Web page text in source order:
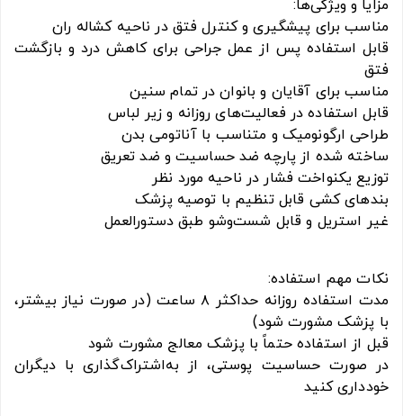
مزایا و ویژگی‌ها:
مناسب برای پیشگیری و کنترل فتق در ناحیه کشاله ران
قابل استفاده پس از عمل جراحی برای کاهش درد و بازگشت
فتق
مناسب برای آقایان و بانوان در تمام سنین
قابل استفاده در فعالیت‌های روزانه و زیر لباس
طراحی ارگونومیک و متناسب با آناتومی بدن
ساخته شده از پارچه ضد حساسیت و ضد تعریق
توزیع یکنواخت فشار در ناحیه مورد نظر
بندهای کشی قابل تنظیم با توصیه پزشک
غیر استریل و قابل شست‌وشو طبق دستورالعمل
نکات مهم استفاده:
مدت استفاده روزانه حداکثر ۸ ساعت (در صورت نیاز بیشتر،
با پزشک مشورت شود)
قبل از استفاده حتماً با پزشک معالج مشورت شود
در صورت حساسیت پوستی، از به‌اشتراک‌گذاری با دیگران
خودداری کنید